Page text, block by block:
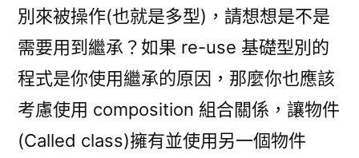
別來被操作(也就是多型)，請想想是不是
需要用到繼承？如果 re-use 基礎型別的
程式是你使用繼承的原因，那麼你也應該
考慮使用 composition 組合關係，讓物件
(Called class)擁有並使用另一個物件